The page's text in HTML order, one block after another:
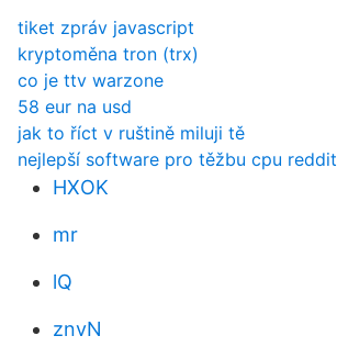
tiket zpráv javascript
kryptoměna tron ​​(trx)
co je ttv warzone
58 eur na usd
jak to říct v ruštině miluji tě
nejlepší software pro těžbu cpu reddit
HXOK
mr
lQ
znvN